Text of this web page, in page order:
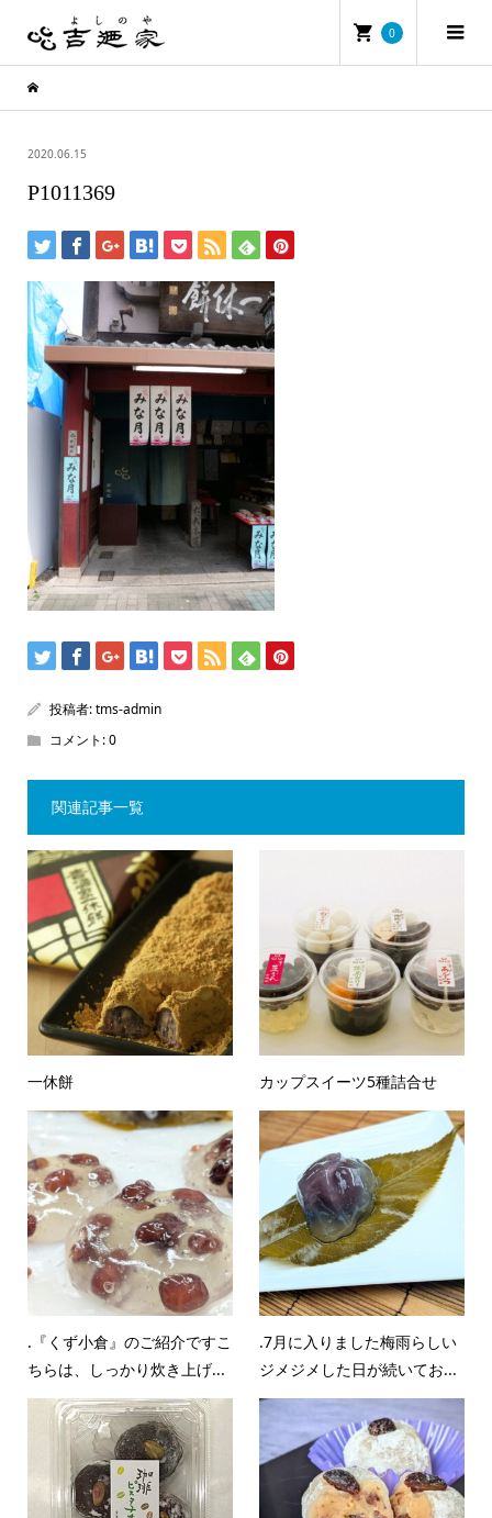
0
2020.06.15
P1011369
投稿者:tms-admin
コメント:0
関連記事一覧
一休餅 カップスイーツ5種詰合せ
.『くず小倉』のご紹介ですこ
ちらは、しっかり炊き上げ...
.7月に入りました梅雨らしい
ジメジメした日が続いてお...